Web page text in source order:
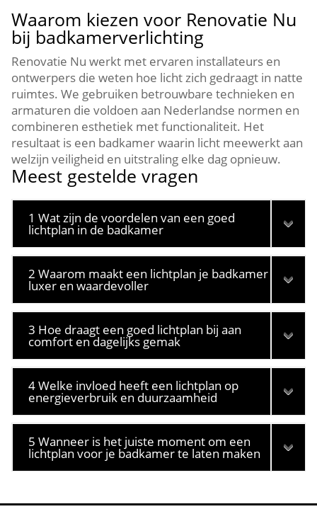
Waarom kiezen voor Renovatie Nu
bij badkamerverlichting
Renovatie Nu werkt met ervaren installateurs en
ontwerpers die weten hoe licht zich gedraagt in natte
ruimtes.​ We gebruiken betrouwbare technieken en
armaturen die voldoen aan Nederlandse normen en
combineren esthetiek met functionaliteit.​ Het
resultaat is een badkamer waarin licht meewerkt aan
welzijn veiligheid en uitstraling elke dag opnieuw.​
Meest gestelde vragen
1 Wat zijn de voordelen van een goed
lichtplan in de badkamer
2 Waarom maakt een lichtplan je badkamer
luxer en waardevoller
3 Hoe draagt een goed lichtplan bij aan
comfort en dagelijks gemak
4 Welke invloed heeft een lichtplan op
energieverbruik en duurzaamheid
5 Wanneer is het juiste moment om een
lichtplan voor je badkamer te laten maken